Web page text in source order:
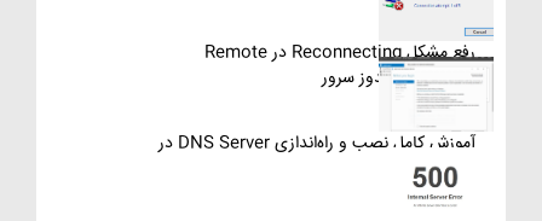
رفع مشکل Reconnecting در Remote
Desktop ویندوز سرور
آموزش کامل نصب و راه‌اندازی DNS Server در
ویندوز سرور